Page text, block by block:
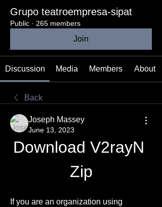
Grupo teatroempresa-sipat
Public · 265 members
Join
Discussion Media Members About
Back
Joseph Massey
June 13, 2023
Download V2rayN
Zip
If you are an organization using